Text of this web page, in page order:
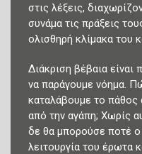
στις λέξεις,
συνάμα τις πράξεις
ολισθηρή κλίμακα του
Διάκριση βέβαια είναι
να παράγουμε νόημα.
καταλάβουμε το πάθος
από την αγάπη; Χωρίς
δε θα μπορούσε ποτέ ο
λειτουργία του έρωτα